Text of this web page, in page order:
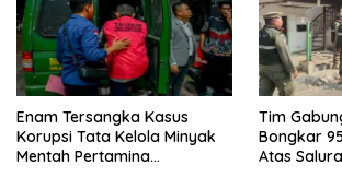
Enam Tersangka Kasus
Korupsi Tata Kelola Minyak
Mentah Pertamina
Tim
Bongkar
Atas